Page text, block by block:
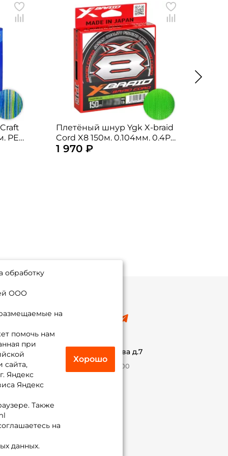
PE-
Плетёный шнур Ygk X-braid
Cord X8 150м. 0.104мм. 0.4PE
CHARTREUSE
1 970 ₽
обработку
ООО
на
помочь нам
при
сайта,
Яндекс
Яндекс
Также
на
данных.
Хорошо
8 (495) 532-77-88
ул. Плеханова д.7
Ежедневно 10:00 до 20:00